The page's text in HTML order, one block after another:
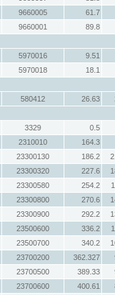
9660005
61.7
9660001
89.8
5970016
9.51
5970018
18.1
580412 26.63
3329
0.5
2310010
164.3
23300130 186.2
23300320 227.6
23300580 254.2
23300800 270.6
23300900 292.2
23500600 336.2
23500700 340.2
23700200 362.327
23700500 389.33
23700600 400.61